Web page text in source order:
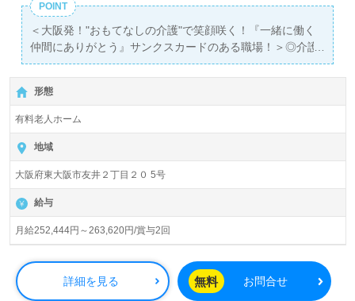
POINT
＜大阪発！"おもてなしの介護"で笑顔咲く！『一緒に働く
仲間にありがとう』サンクスカードのある職場！＞◎介護
職/正社員募集◎
【月給252,444円～263,620円/賞与2回】＊初任者研修以上
有資格者向け求人＊『弥刀駅』徒歩8分。
入居定員61名（61室/全室個室）『スーパーコート東大阪
みと』株式会社スーパー・コート（本社：大阪府大阪市）
様の運営です。従業員人数1,935名以上。大阪府、兵庫
県、京都府、奈良県に52施設の有料老人ホーム、高齢者向
け住宅、ビル、マンション運営/管理、賃貸マンションの企
画/設計/施工事業を展開されています。会社全体の取り組
みのひとつ＜サンクスカード制度＞が人気。
一緒に働く仲間へ、日頃の感謝の気持ちを言葉にして伝え
ていらっしゃる企業様です。
◎あなたらしさをプラスオン！『介護力とホテルのホスピ
形態
有料老人ホーム
地域
大阪府東大阪市友井２丁目２０ 5号
給与
月給252,444円～263,620円/賞与2回
詳細を見る 無料 お問合せ